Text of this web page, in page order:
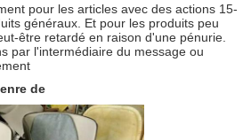
pour les articles avec des actions 15-
généraux. Et pour les produits peu
être retardé en raison d'une pénurie.
par l'intermédiaire du message ou
de